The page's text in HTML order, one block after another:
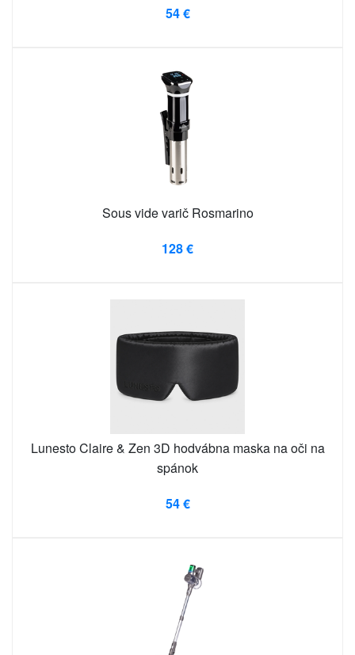
54 €
Sous vide varič Rosmarino
128 €
Lunesto Claire & Zen 3D hodvábna maska ​​na oči na
spánok
54 €